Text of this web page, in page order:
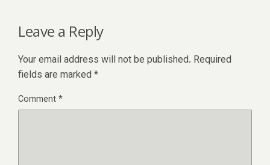
Leave a Reply
Your email address will not be published. Required
fields are marked *
Comment*